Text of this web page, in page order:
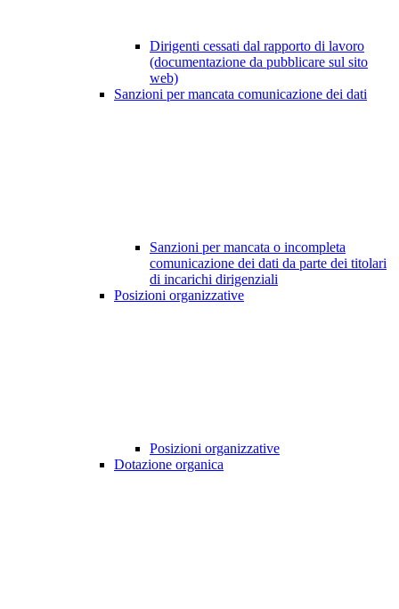
Dirigenti cessati dal rapporto di lavoro
(documentazione da pubblicare sul sito
web)
Sanzioni per mancata comunicazione dei dati
Sanzioni per mancata o incompleta
comunicazione dei dati da parte dei titolari
di incarichi dirigenziali
Posizioni organizzative
Posizioni organizzative
Dotazione organica